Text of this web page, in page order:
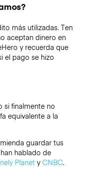
más utilizadas. Ten
aceptan dinero en
y recuerda que
el pago se hizo
si finalmente no
equivalente a la
guardar tus
hablado de
Planety CNBC.